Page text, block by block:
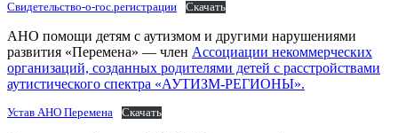
Свидетельство-о-гос.регистрации Скачать
АНО помощи детям с аутизмом и другими нарушениями
развития «Перемена» — член Ассоциации некоммерческих
организаций, созданных родителями детей с расстройствами
аутистического спектра «АУТИЗМ-РЕГИОНЫ».
Устав АНО Перемена Скачать